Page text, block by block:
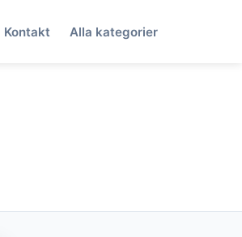
Kontakt Alla kategorier